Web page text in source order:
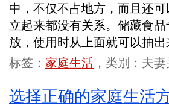
中，不仅不占地方，而且还
立起来都没有关系。储藏食
放，使用时从上面就可以抽出
标签： 家庭生活 ，类别：夫
选择正确的家庭生活